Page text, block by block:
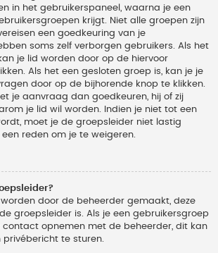
in het gebruikerspaneel, waarna je een
krijgt. Niet alle groepen zijn
een goedkeuring van je
soms zelf verborgen gebruikers. Als het
je lid worden door op de hiervoor
Als het een gesloten groep is, kan je je
door op de bijhorende knop te klikken.
je aanvraag dan goedkeuren, hij of zij
je lid wil worden. Indien je niet tot een
moet je de groepsleider niet lastig
een reden om je te weigeren.
door de beheerder gemaakt, deze
groepsleider is. Als je een gebruikersgroep
contact opnemen met de beheerder, dit kan
te sturen.